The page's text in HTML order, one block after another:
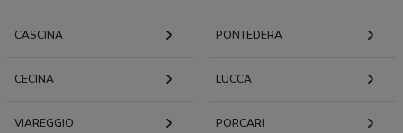
CASCINA PONTEDERA
CECINA LUCCA
VIAREGGIO PORCARI